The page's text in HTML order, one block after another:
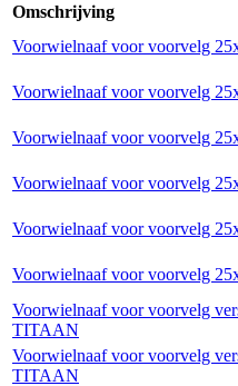
Omschrijving
Voorwielnaaf voor voorvelg
Voorwielnaaf voor voorvelg
Voorwielnaaf voor voorvelg
Voorwielnaaf voor voorvelg
Voorwielnaaf voor voorvelg
Voorwielnaaf voor voorvelg
Voorwielnaaf voor voorvelg
TITAAN
Voorwielnaaf voor voorvelg
TITAAN